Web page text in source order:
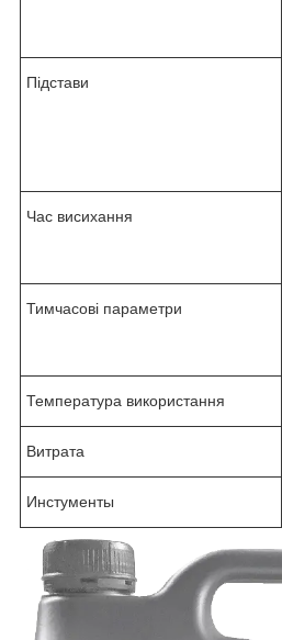
Підстави
Час висихання
Тимчасові параметри
Температура використання
Витрата
Инстументы